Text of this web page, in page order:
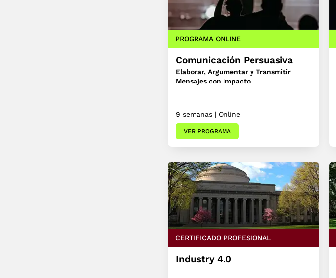
PROGRAMA ONLINE
Comunicación Persuasiva
Elaborar, Argumentar y Transmitir
Mensajes con Impacto
9 semanas | Online
VER PROGRAMA
CERTIFICADO PROFESIONAL
Industry 4.0